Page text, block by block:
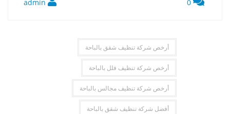
أرخص شركة تنظيف شقق بالباحة
أرخص شركة تنظيف فلل بالباحة
أرخص شركة تنظيف مجالس بالباحة
أفضل شركة تنظيف شقق بالباحة